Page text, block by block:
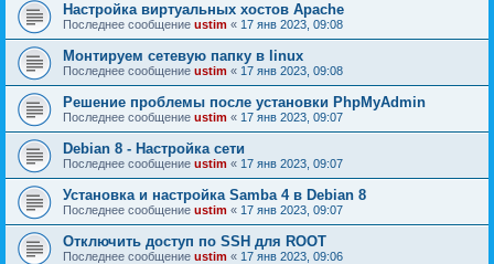
Настройка виртуальных хостов Apache
Последнее сообщение ustim « 17 янв 2023, 09:08
Монтируем сетевую папку в linux
Последнее сообщение ustim « 17 янв 2023, 09:08
Решение проблемы после установки PhpMyAdmin
Последнее сообщение ustim « 17 янв 2023, 09:07
Debian 8 - Настройка сети
Последнее сообщение ustim « 17 янв 2023, 09:07
Установка и настройка Samba 4 в Debian 8
Последнее сообщение ustim « 17 янв 2023, 09:07
Отключить доступ по SSH для ROOT
Последнее сообщение ustim « 17 янв 2023, 09:06